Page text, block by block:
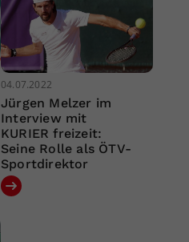
04.07.2022
Jürgen Melzer im
Interview mit
KURIER freizeit:
Seine Rolle als ÖTV-
Sportdirektor